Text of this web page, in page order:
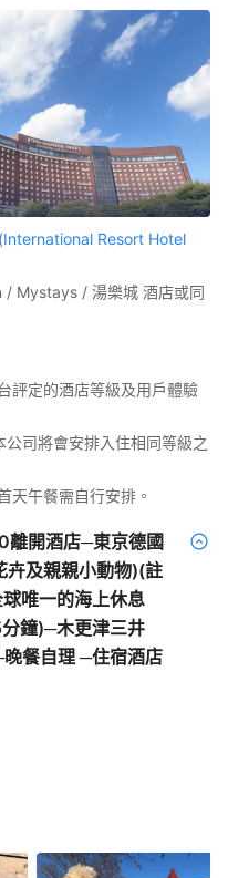
Resort Hotel
Mystays / 湯樂城 酒店或同
評定的酒店等級及用戶體驗
司將會安排入住相同等級之
天午餐需自行安排。
開酒店─東京德國
卉及親親小動物)(註
唯一的海上休息
鐘)─木更津三井
餐自理 ─住宿酒店